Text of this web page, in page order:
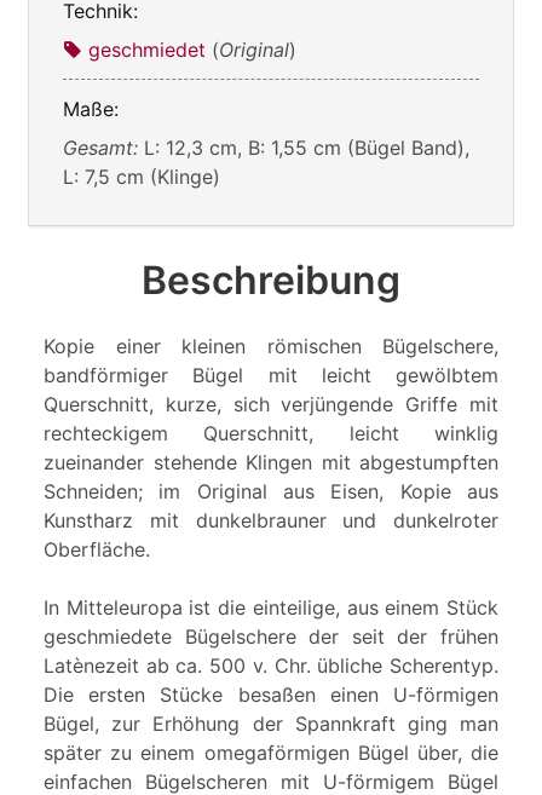
Technik:
geschmiedet (Original)
Maße:
Gesamt: L: 12,3 cm, B: 1,55 cm (Bügel Band),
L: 7,5 cm (Klinge)
Beschreibung
Kopie einer kleinen römischen Bügelschere,
bandförmiger Bügel mit leicht gewölbtem
Querschnitt, kurze, sich verjüngende Griffe mit
rechteckigem Querschnitt, leicht winklig
zueinander stehende Klingen mit abgestumpften
Schneiden; im Original aus Eisen, Kopie aus
Kunstharz mit dunkelbrauner und dunkelroter
Oberfläche.
In Mitteleuropa ist die einteilige, aus einem Stück
geschmiedete Bügelschere der seit der frühen
Latènezeit ab ca. 500 v. Chr. übliche Scherentyp.
Die ersten Stücke besaßen einen U-förmigen
Bügel, zur Erhöhung der Spannkraft ging man
später zu einem omegaförmigen Bügel über, die
einfachen Bügelscheren mit U-förmigem Bügel